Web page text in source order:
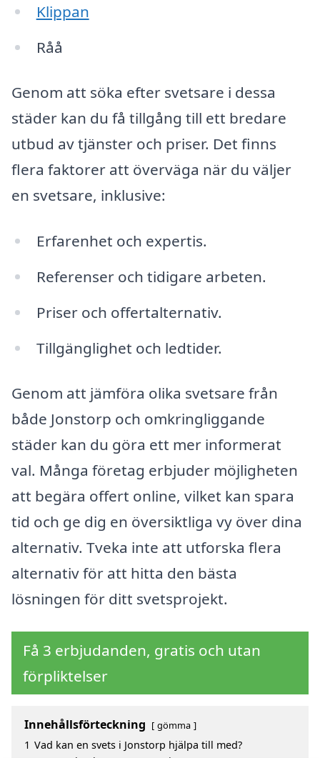
Klippan
Råå
Genom att söka efter svetsare i dessa
städer kan du få tillgång till ett bredare
utbud av tjänster och priser. Det finns
flera faktorer att överväga när du väljer
en svetsare, inklusive:
Erfarenhet och expertis.
Referenser och tidigare arbeten.
Priser och offertalternativ.
Tillgänglighet och ledtider.
Genom att jämföra olika svetsare från
både Jonstorp och omkringliggande
städer kan du göra ett mer informerat
val. Många företag erbjuder möjligheten
att begära offert online, vilket kan spara
tid och ge dig en översiktliga vy över dina
alternativ. Tveka inte att utforska flera
alternativ för att hitta den bästa
lösningen för ditt svetsprojekt.
Få 3 erbjudanden, gratis och utan
förpliktelser
Innehållsförteckning gömma
1 Vad kan en svets i Jonstorp hjälpa till med?